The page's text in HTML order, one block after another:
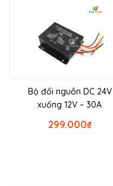
Bộ đổi nguồn DC 24V
xuống 12V – 30A
₫
299.000